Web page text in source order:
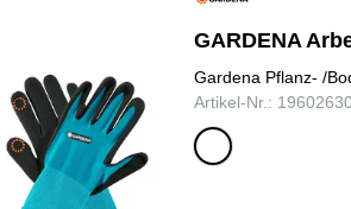
GARDENA
Gardena Pflanz- /
Artikel-Nr.:
hw